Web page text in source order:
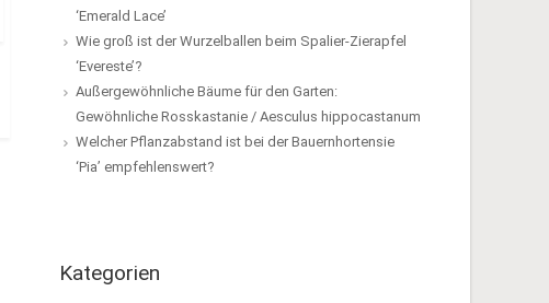
‘Emerald Lace’
Wie groß ist der Wurzelballen beim Spalier-Zierapfel
‘Evereste’?
Außergewöhnliche Bäume für den Garten:
Gewöhnliche Rosskastanie / Aesculus hippocastanum
Welcher Pflanzabstand ist bei der Bauernhortensie
‘Pia’ empfehlenswert?
Kategorien